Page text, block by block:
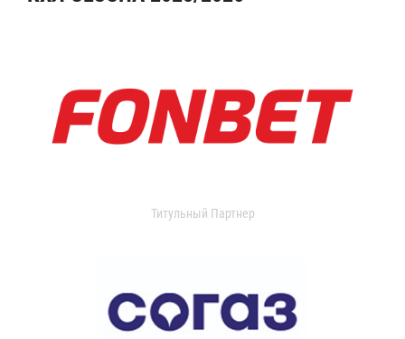
Титульный Партнер